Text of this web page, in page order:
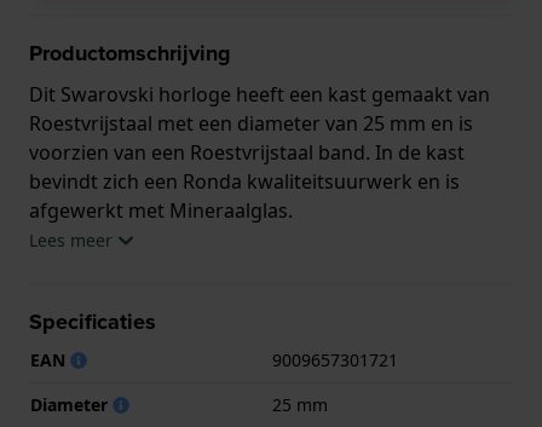
Productomschrijving
Dit Swarovski horloge heeft een kast gemaakt van
Roestvrijstaal met een diameter van 25 mm en is
voorzien van een Roestvrijstaal band. In de kast
bevindt zich een Ronda kwaliteitsuurwerk en is
afgewerkt met Mineraalglas.
horloge geleverd met 2 jaar garantie.
Lees meer
Specificaties
EAN
9009657301721
Diameter
25 mm